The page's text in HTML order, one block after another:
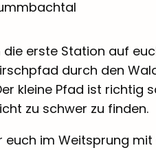
erste Station auf
durch den
kleine Pfad ist richtig
zu schwer zu finden.
im Weitsprung